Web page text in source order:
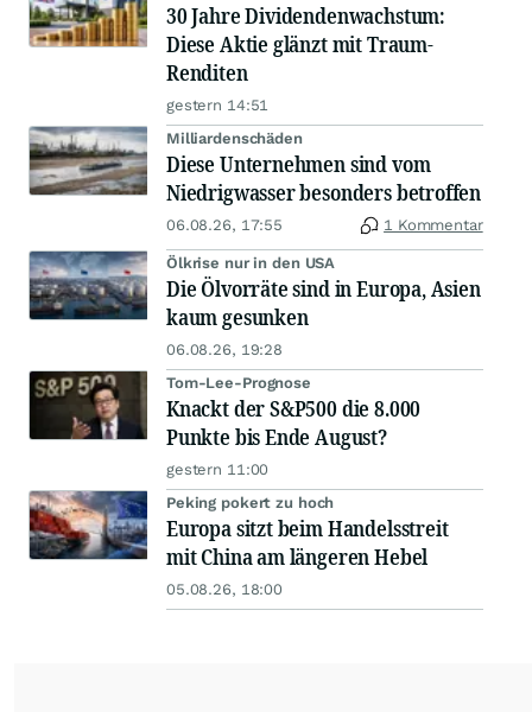
30 Jahre Dividendenwachstum:
Diese Aktie glänzt mit Traum-
Renditen
gestern 14:51
Milliardenschäden
Diese Unternehmen sind vom
Niedrigwasser besonders betroffen
06.08.26, 17:55 1 Kommentar
Ölkrise nur in den USA
Die Ölvorräte sind in Europa, Asien
kaum gesunken
06.08.26, 19:28
Tom-Lee-Prognose
Knackt der S&P500 die 8.000
Punkte bis Ende August?
gestern 11:00
Peking pokert zu hoch
Europa sitzt beim Handelsstreit
mit China am längeren Hebel
05.08.26, 18:00